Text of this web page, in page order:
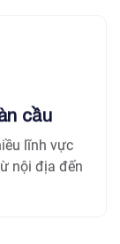
cầu
lĩnh vực
nội địa đến